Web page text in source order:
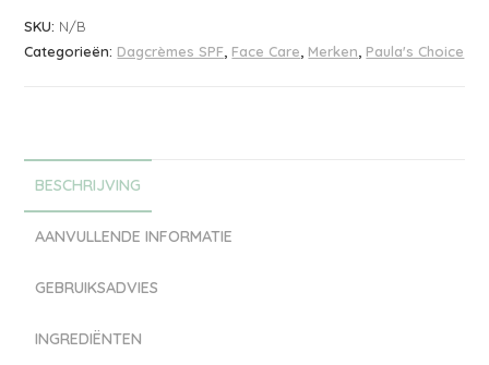
SKU: N/B
Categorieën: Dagcrèmes SPF Face Care Merken Paula's Choice
BESCHRIJVING
AANVULLENDE INFORMATIE
GEBRUIKSADVIES
INGREDIËNTEN